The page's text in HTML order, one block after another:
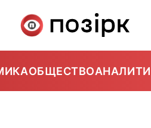
ОБЩЕСТВО